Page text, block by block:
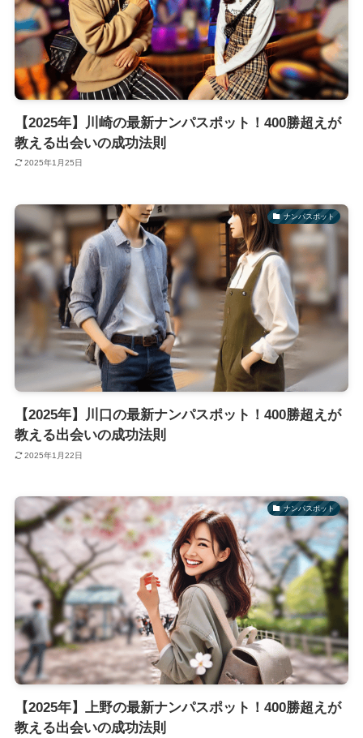
【2025年】川崎の最新ナンパスポット！400勝超えが
教える出会いの成功法則
2025年1月25日
ナンパスポット
【2025年】川口の最新ナンパスポット！400勝超えが
教える出会いの成功法則
2025年1月22日
ナンパスポット
【2025年】上野の最新ナンパスポット！400勝超えが
教える出会いの成功法則